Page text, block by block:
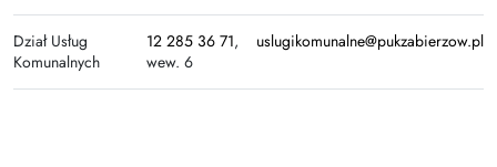
Dział Usług
Komunalnych
12 285 36 71,
wew. 6
uslugikomunalne@pukzabierzow.pl